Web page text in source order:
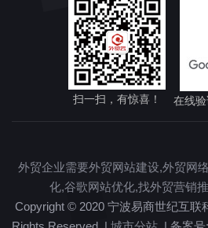
扫一扫，有惊喜！ 在线
外贸企业需要外贸网站建设,外贸网
化,谷歌网站优化,找外贸营销
Copyright © 2020 宁波易商世纪互联